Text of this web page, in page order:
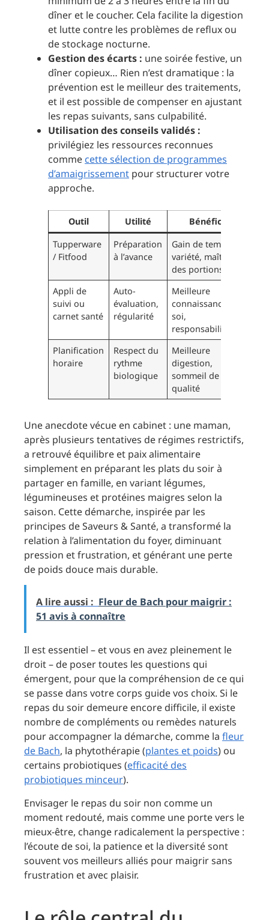
dîner et le coucher. Cela facilite la digestion
et lutte contre les problèmes de reflux ou
de stockage nocturne.
Gestion des écarts : une soirée festive, un
dîner copieux… Rien n’est dramatique : la
prévention est le meilleur des traitements,
et il est possible de compenser en ajustant
les repas suivants, sans culpabilité.
Utilisation des conseils validés :
privilégiez les ressources reconnues
comme cette sélection de programmes
d’amaigrissement pour structurer votre
approche.
Outil Utilité
Bénéfices
Tupperware
/ Fitfood
Préparation
à l’avance
Gain de temps,
variété, maîtrise
des portions
Appli de
suivi ou
carnet santé
Auto-
évaluation,
régularité
Meilleure
connaissance de
soi,
responsabilisation
Planification
horaire
Respect du
rythme
biologique
Meilleure
digestion,
sommeil de
qualité
Une anecdote vécue en cabinet : une maman,
après plusieurs tentatives de régimes restrictifs,
a retrouvé équilibre et paix alimentaire
simplement en préparant les plats du soir à
partager en famille, en variant légumes,
légumineuses et protéines maigres selon la
saison. Cette démarche, inspirée par les
principes de Saveurs & Santé, a transformé la
relation à l’alimentation du foyer, diminuant
pression et frustration, et générant une perte
de poids douce mais durable.
A lire aussi : Fleur de Bach pour maigrir :
51 avis à connaître
Il est essentiel – et vous en avez pleinement le
droit – de poser toutes les questions qui
émergent, pour que la compréhension de ce qui
se passe dans votre corps guide vos choix. Si le
repas du soir demeure encore difficile, il existe
nombre de compléments ou remèdes naturels
pour accompagner la démarche, comme la fleur
de Bach, la phytothérapie (plantes et poids) ou
certains probiotiques (efficacité des
probiotiques minceur).
Envisager le repas du soir non comme un
moment redouté, mais comme une porte vers le
mieux-être, change radicalement la perspective :
l’écoute de soi, la patience et la diversité sont
souvent vos meilleurs alliés pour maigrir sans
frustration et avec plaisir.